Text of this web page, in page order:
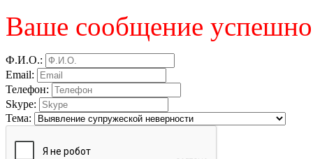
Ваше сообщение
Ф.И.О.:
Email:
Телефон:
Skype:
Тема: